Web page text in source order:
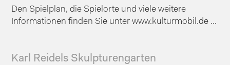
Den Spielplan, die Spielorte und viele weitere
Informationen finden Sie unter www.kulturmobil.de ...
Karl Reidels Skulpturengarten